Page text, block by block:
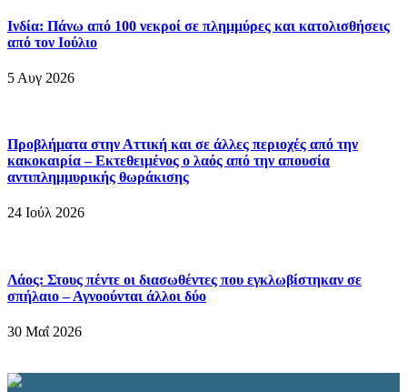
Ινδία: Πάνω από 100 νεκροί σε πλημμύρες και κατολισθήσεις
από τον Ιούλιο
5 Αυγ 2026
Προβλήματα στην Αττική και σε άλλες περιοχές από την
κακοκαιρία – Εκτεθειμένος ο λαός από την απουσία
αντιπλημμυρικής θωράκισης
24 Ιούλ 2026
Λάος: Στους πέντε οι διασωθέντες που εγκλωβίστηκαν σε
σπήλαιο – Αγνοούνται άλλοι δύο
30 Μαΐ 2026